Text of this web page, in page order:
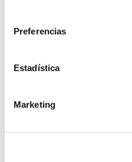
Preferencias
Estadística
Marketing
Principios Origen